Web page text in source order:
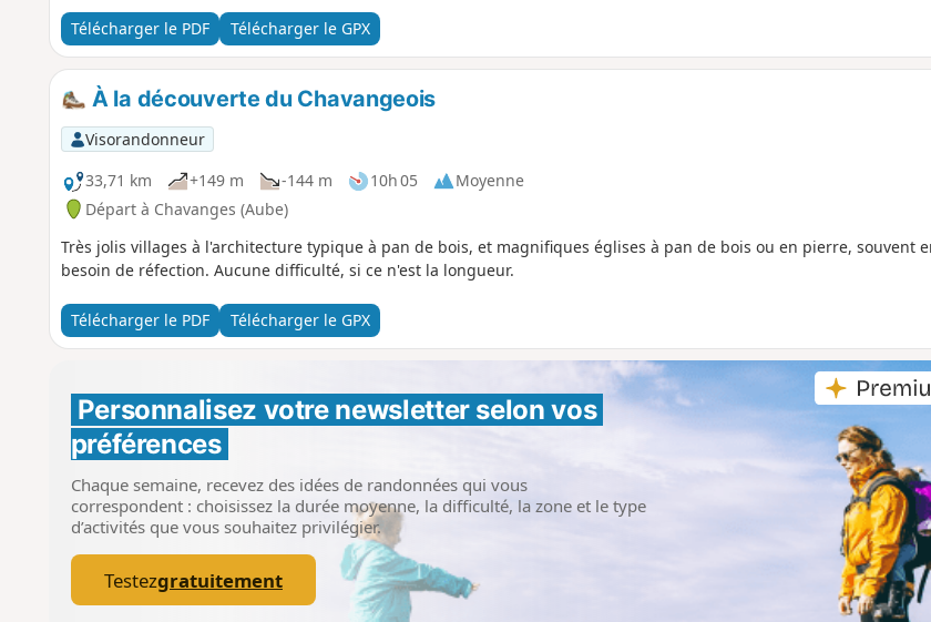
Télécharger le PDF Télécharger le GPX
À la découverte du Chavangeois
Visorandonneur
33,71 km
+149 m -144 m 10h 05
Moyenne
Départ à Chavanges (Aube)
Très jolis villages à l'architecture typique à pan de bois, et magnifiques églises à pan de bois ou en pierre, souvent
besoin de réfection. Aucune difficulté, si ce n'est la longueur.
Télécharger le PDF Télécharger le GPX
Personnalisez votre newsletter selon vos
préférences
Chaque semaine, recevez des idées de randonnées qui vous
correspondent : choisissez la durée moyenne, la difficulté, la zone et le type
d’activités que vous souhaitez privilégier.
Testezgratuitement